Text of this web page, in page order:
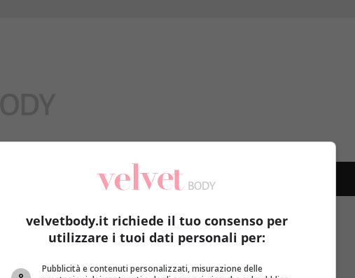
velvetbody.it richiede il tuo consenso per
utilizzare i tuoi dati personali per:
Pubblicità e contenuti personalizzati, misurazione delle